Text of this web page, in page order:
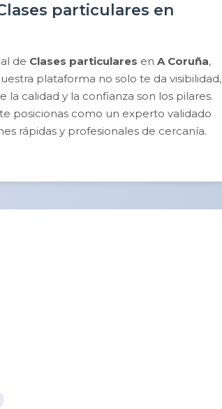
particulares en
de Clases particulares en A Coruña,
plataforma no solo te da visibilidad,
calidad y la confianza son los pilares.
posicionas como un experto validado
rápidas y profesionales de cercanía.